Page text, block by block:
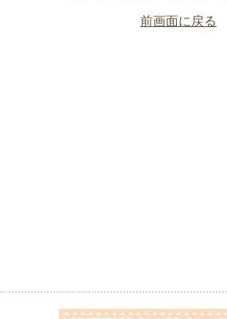
前画面に戻る